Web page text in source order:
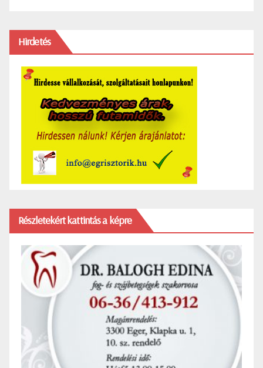
Hirdetés
Részletekért kattintás a képre